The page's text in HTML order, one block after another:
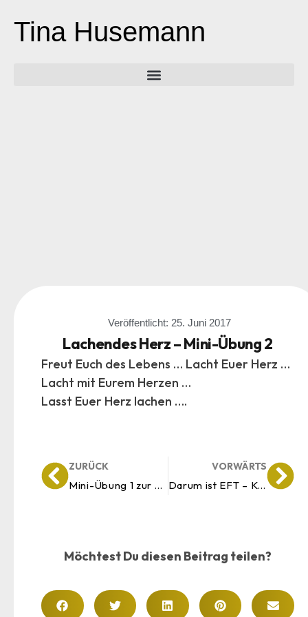
Tina Husemann
Veröffentlicht: 25. Juni 2017
Lachendes Herz – Mini-Übung 2
Freut Euch des Lebens … Lacht Euer Herz …
Lacht mit Eurem Herzen …
Lasst Euer Herz lachen ….
ZURÜCK
Mini-Übung 1 zur Erweiterung Deiner Herzfrequenz
VORWÄRTS
Darum ist EFT – Klopfakupressur – Klopfen gut für Dich
Möchtest Du diesen Beitrag teilen?
Tina Husemann